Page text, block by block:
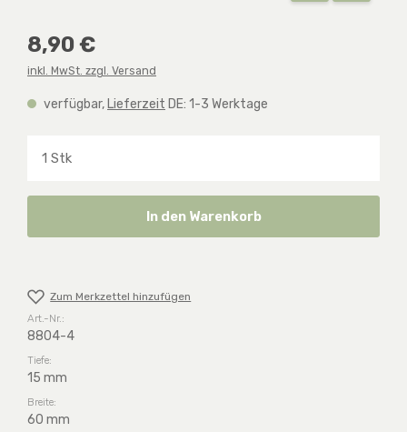
Regulärer Preis:
8,90 €
inkl. MwSt. zzgl. Versand
verfügbar, Lieferzeit DE: 1-3 Werktage
In den Warenkorb
Zum Merkzettel hinzufügen
Art.-Nr.:
8804-4
Tiefe:
15 mm
Breite:
60 mm